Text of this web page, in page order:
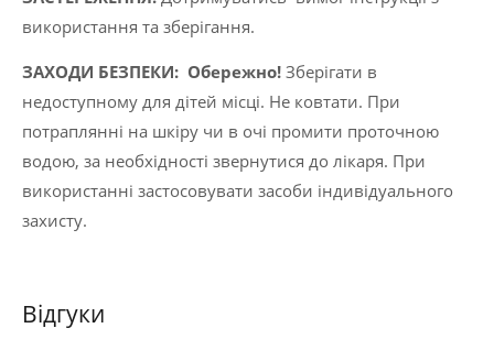
використання та зберігання.
ЗАХОДИ БЕЗПЕКИ: Обережно! Зберігати в
недоступному для дітей місці. Не ковтати. При
потраплянні на шкіру чи в очі промити проточною
водою, за необхідності звернутися до лікаря. При
використанні застосовувати засоби індивідуального
захисту.
Відгуки